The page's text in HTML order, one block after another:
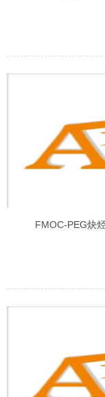
FMOC-PEG炔